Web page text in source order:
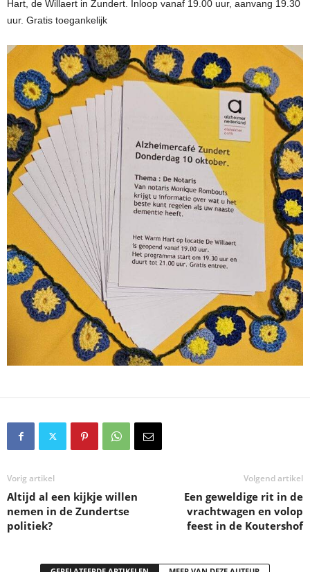
Hart, de Willaert in Zundert. Inloop vanaf 19.00 uur, aanvang 19.30
uur. Gratis toegankelijk
Vorig artikel
Altijd al een kijkje willen
nemen in de Zundertse
politiek?
Volgend artikel
Een geweldige rit in de
vrachtwagen en volop
feest in de Koutershof